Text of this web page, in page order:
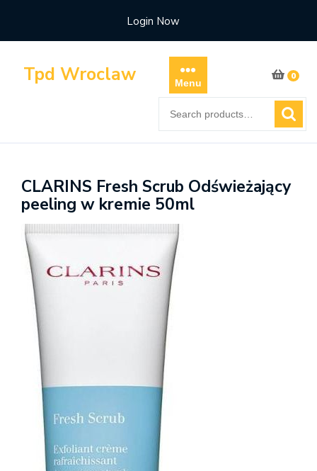
content
Login Now
Tpd Wroclaw Menu
0
for:
CLARINS Fresh Scrub Odświeżający
peeling w kremie 50ml